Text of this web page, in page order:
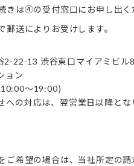
は④の受付窓口にお申し出く
送によりお受けします。
2-22-13 渋谷東口マイアミビル8
ョン
10:00～19:00)
の対応は、翌営業日以降とな
希望の場合は、当社所定の